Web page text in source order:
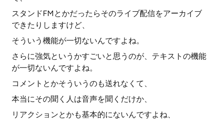
スタンドFMとかだったらそのライブ配信をアーカイブ
できたりしますけど、
そういう機能が一切ないんですよね。
さらに強気というかすごいと思うのが、テキストの機能
が一切ないんですよね。
コメントとかそういうのも送れなくて、
本当にその聞く人は音声を聞くだけか、
リアクションとかも基本的にないんですよね、